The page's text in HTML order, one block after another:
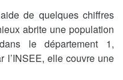
de quelques chiffres
abrite une population
le département 1,
l’INSEE, elle couvre une